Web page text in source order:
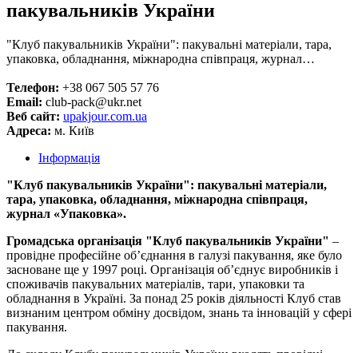
пакувальників України
"Клуб пакувальників України": пакувальні матеріали, тара,
упаковка, обладнання, міжнародна співпраця, журнал…
Телефон: +38 067 505 57 76
Email: club-pack@ukr.net
Веб сайт: upakjour.com.ua
Адреса: м. Київ
Інформація
"Клуб пакувальників України": пакувальні матеріали,
тара, упаковка, обладнання, міжнародна співпраця,
журнал «Упаковка».
Громадська організація "Клуб пакувальників України" –
провідне професійне об’єднання в галузі пакування, яке було
засноване ще у 1997 році. Організація об’єднує виробників і
споживачів пакувальних матеріалів, тари, упаковки та
обладнання в Україні. За понад 25 років діяльності Клуб став
визнаним центром обміну досвідом, знань та інновацій у сфері
пакування.